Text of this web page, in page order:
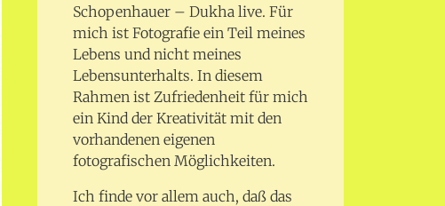
Schopenhauer – Dukha live. Für
mich ist Fotografie ein Teil meines
Lebens und nicht meines
Lebensunterhalts. In diesem
Rahmen ist Zufriedenheit für mich
ein Kind der Kreativität mit den
vorhandenen eigenen
fotografischen Möglichkeiten.
Ich finde vor allem auch, daß das